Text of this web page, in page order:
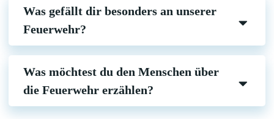
Was gefällt dir besonders an unserer
Feuerwehr?
Was möchtest du den Menschen über
die Feuerwehr erzählen?